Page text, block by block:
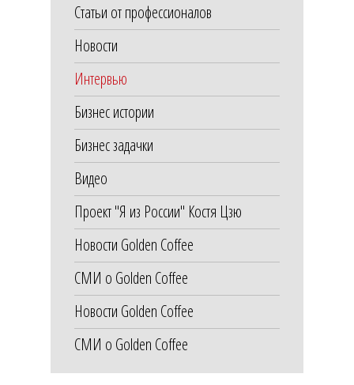
Статьи от профессионалов
Новости
Интервью
Бизнес истории
Бизнес задачки
Видео
Проект "Я из России" Костя Цзю
Новости Golden Coffee
СМИ о Golden Coffee
Новости Golden Coffee
СМИ о Golden Coffee